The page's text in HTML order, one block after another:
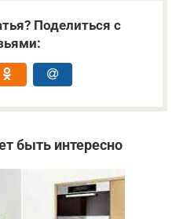
Поделиться с
быть интересно